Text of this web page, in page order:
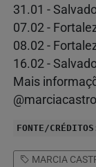
31.01 -
07.02 -
08.02 -
16.02 -
Mais
FONTE/
MARCIA